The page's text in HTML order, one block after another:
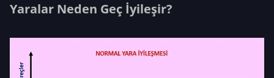
Yaralar Neden Geç İyileşir?